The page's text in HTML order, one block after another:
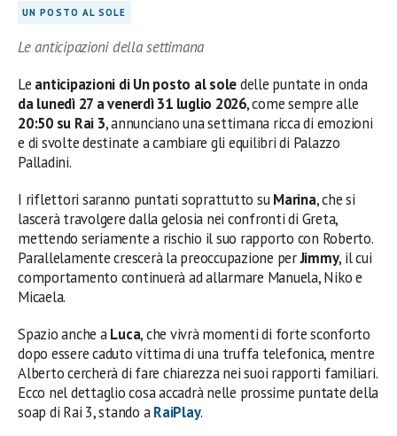
UN POSTO AL SOLE
Le anticipazioni della settimana
Le anticipazioni di Un posto al soledelle puntate in onda
da lunedì 27 a venerdì 31 luglio 2026, come sempre alle
20:50 su Rai 3, annunciano una settimana ricca di emozioni
e di svolte destinate a cambiare gli equilibri di Palazzo
Palladini.
I riflettori saranno puntati soprattutto suMarina, che si
lascerà travolgere dalla gelosia nei confronti di Greta,
mettendo seriamente a rischio il suo rapporto con Roberto.
Parallelamente crescerà la preoccupazione perJimmy, il cui
comportamento continuerà ad allarmare Manuela, Niko e
Micaela.
Spazio anche aLuca, che vivrà momenti di forte sconforto
dopo essere caduto vittima di una truffa telefonica, mentre
Alberto cercherà di fare chiarezza nei suoi rapporti familiari.
Ecco nel dettaglio cosa accadrà nelle prossime puntate della
soap di Rai 3, stando aRaiPlay.